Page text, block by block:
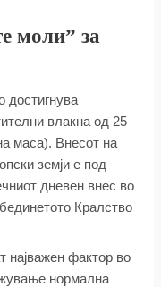
моли” за
достигнува
влакна од 25
маса). Внесот на
земји е под
дневен внес во
Кралство
најважен фактор во
нормална